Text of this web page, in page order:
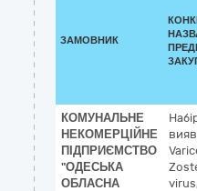
ЗАМОВНИК
КОМУНАЛЬНЕ
НЕКОМЕРЦІЙНЕ
ПІДПРИЄМСТВО
"ОДЕСЬКА
ОБЛАСНА